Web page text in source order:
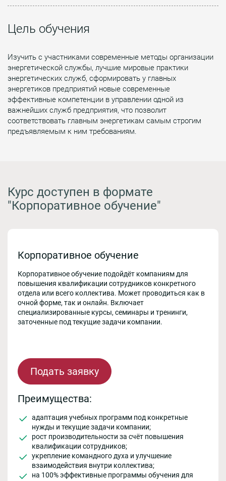
Цель обучения
Изучить с участниками современные методы организации
энергетической службы, лучшие мировые практики
энергетических служб, сформировать у главных
энергетиков предприятий новые современные
эффективные компетенции в управлении одной из
важнейших служб предприятия, что позволит
соответствовать главным энергетикам самым строгим
предъявляемым к ним требованиям.
Курс доступен в формате
"Корпоративное обучение"
Корпоративное обучение
Корпоративное обучение подойдёт компаниям для
повышения квалификации сотрудников конкретного
отдела или всего коллектива. Может проводиться как в
очной форме, так и онлайн. Включает
специализированные курсы, семинары и тренинги,
заточенные под текущие задачи компании.
Подать заявку
Преимущества:
адаптация учебных программ под конкретные
нужды и текущие задачи компании;
рост производительности за счёт повышения
квалификации сотрудников;
укрепление командного духа и улучшение
взаимодействия внутри коллектива;
на 100% эффективные программы обучения для